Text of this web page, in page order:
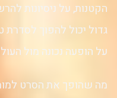
הקטנות, על ניסיונות
גדול יכול להפוך
על הופעה נכונה מול
מה שהופך את הסרט